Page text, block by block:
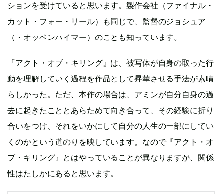
ションを受けていると思います。製作会社（ファイナル・
カット・フォー・リール）も同じで、監督のジョシュア
（・オッペンハイマー）のことも知っています。
『アクト・オブ・キリング』は、被写体が自身の取った行
動を理解していく過程を作品として昇華させる手法が素晴
らしかった。ただ、本作の場合は、アミンが自分自身の過
去に起きたこととあらためて向き合って、その経験に折り
合いをつけ、それをいかにして自分の人生の一部にしてい
くのかという道のりを映しています。なので『アクト・オ
ブ・キリング』とはやっていることが異なりますが、関係
性はたしかにあると思います。